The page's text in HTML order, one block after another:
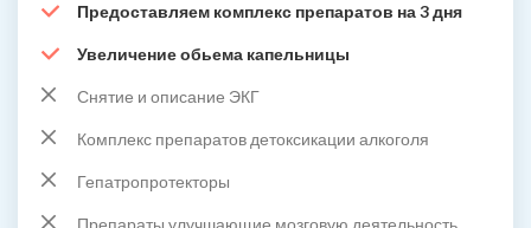
Предоставляем комплекс препаратов на 3 дня
Увеличение обьема капельницы
Снятие и описание ЭКГ
Комплекс препаратов детоксикации алкоголя
Гепатропротекторы
Препараты улучшающие мозговую деятельность